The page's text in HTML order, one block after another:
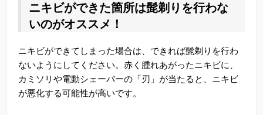
ニキビができた箇所は髭剃りを行わな
いのがオススメ！
ニキビができてしまった場合は、できれば髭剃りを行わ
ないようにしてください。赤く腫れあがったニキビに、
カミソリや電動シェーバーの「刃」が当たると、ニキビ
が悪化する可能性が高いです。